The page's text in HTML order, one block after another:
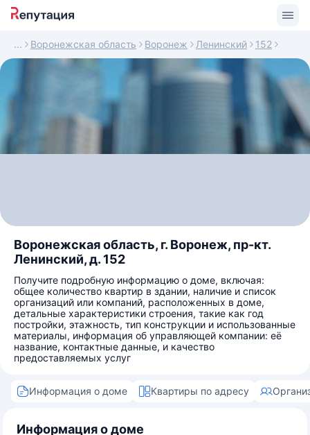
Воронежская область Воронеж Ленинский 152
Воронежская область, г. Воронеж, пр-кт.
Ленинский, д. 152
Получите подробную информацию о доме, включая:
общее количество квартир в здании, наличие и список
организаций или компаний, расположенных в доме,
детальные характеристики строения, такие как год
постройки, этажность, тип конструкции и использованные
материалы, информация об управляющей компании: её
название, контактные данные, и качество
предоставляемых услуг
Информация о доме Квартиры по адресу
Информация о доме